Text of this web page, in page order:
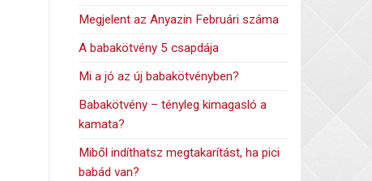
Megjelent az Anyazin Februári száma
A babakötvény 5 csapdája
Mi a jó az új babakötvényben?
Babakötvény – tényleg kimagasló a
kamata?
Miből indíthatsz megtakarítást, ha pici
babád van?